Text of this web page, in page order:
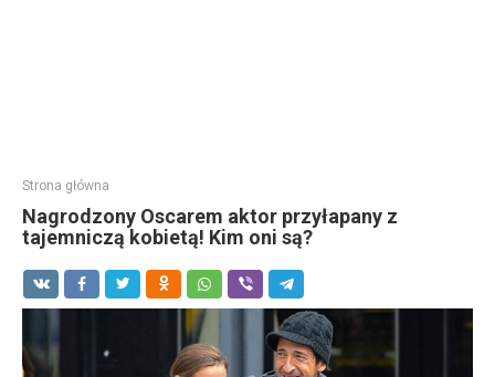
Strona główna
Nagrodzony Oscarem aktor przyłapany z
tajemniczą kobietą! Kim oni są?